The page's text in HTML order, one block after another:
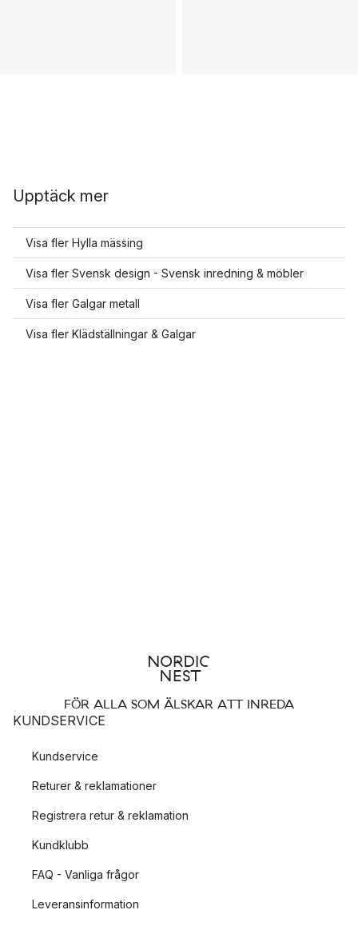
Upptäck mer
Visa fler Hylla mässing
Visa fler Svensk design - Svensk inredning & möbler
Visa fler Galgar metall
Visa fler Klädställningar & Galgar
FÖR ALLA SOM ÄLSKAR ATT INREDA
KUNDSERVICE
Kundservice
Returer & reklamationer
Registrera retur & reklamation
Kundklubb
FAQ - Vanliga frågor
Leveransinformation